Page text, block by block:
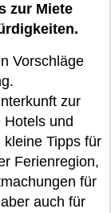
zur Miete
Vorschläge
zur
und
Tipps für
Ferienregion,
für
auch für